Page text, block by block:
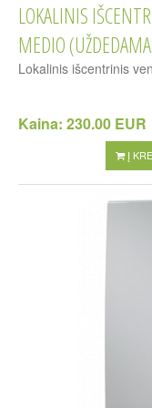
LOKALINIS
MEDIO
Lokalinis išcentrinis
Kaina: 230.00 EUR
Į